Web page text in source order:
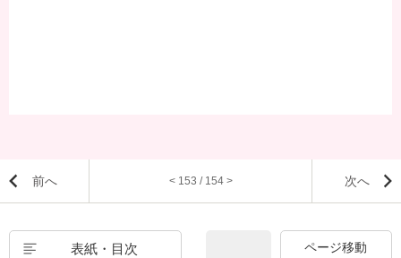
前へ < 153 / 154 > 次へ
表紙・目次